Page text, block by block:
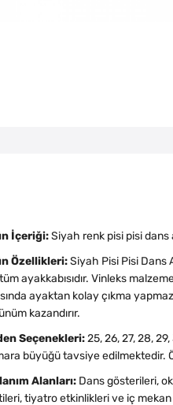
İçeriği:Siyah renk pisi pisi dans
Özellikleri:Siyah Pisi Pisi Dans
ayakkabısıdır. Vinleks
ayaktan kolay çıkma
kazandırır.
Seçenekleri: 25, 26, 27, 28,
büyüğü tavsiye edilmektedir.
Alanları: Dans gösterileri,
tiyatro etkinlikleri ve iç